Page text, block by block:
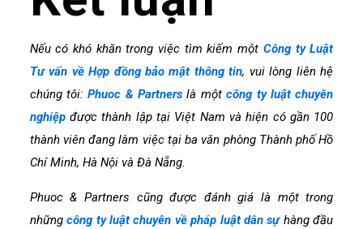
Nếu có khó khăn trong việc tìm kiếm một Công ty Luật
Tư vấn về Hợp đồng bảo mật thông tin, vui lòng liên hệ
chúng tôi:Phuoc & Partners là mộtcông ty luật chuyên
nghiệpđược thành lập tại Việt Nam và hiện có gần 100
thành viên đang làm việc tại ba văn phòng Thành phố Hồ
Chí Minh, Hà Nội và Đà Nẵng.
Phuoc & Partners cũng được đánh giá là một trong
nhữngcông ty luật chuyên về pháp luật dân sựhàng đầu